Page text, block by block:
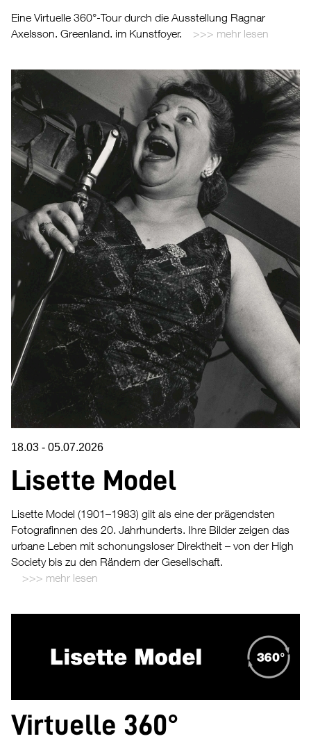
Eine Virtuelle 360°-Tour durch die Ausstellung Ragnar
Axelsson. Greenland. im Kunstfoyer.
mehr lesen
18.03 - 05.07.2026
Lisette Model
Lisette Model (1901–1983) gilt als eine der prägendsten
Fotografinnen des 20. Jahrhunderts. Ihre Bilder zeigen das
urbane Leben mit schonungsloser Direktheit – von der High
Society bis zu den Rändern der Gesellschaft.
mehr lesen
Virtuelle 360°